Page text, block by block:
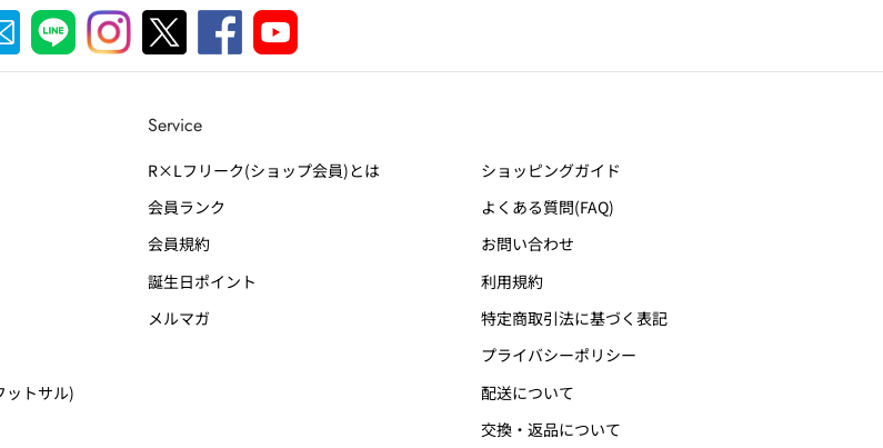
ットサル)
Service
R×Lフリーク(ショップ会員)とは
会員ランク
会員規約
誕生日ポイント
メルマガ
ショッピングガイド
よくある質問(FAQ)
お問い合わせ
利用規約
特定商取引法に基づく表記
プライバシーポリシー
配送について
交換・返品について